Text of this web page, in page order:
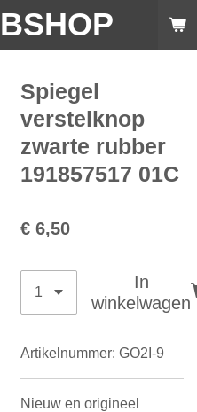
BSHOP
Spiegel
verstelknop
zwarte rubber
191857517 01C
€ 6,50
In
winkelwagen
Artikelnummer: GO2I-9
Nieuw en origineel